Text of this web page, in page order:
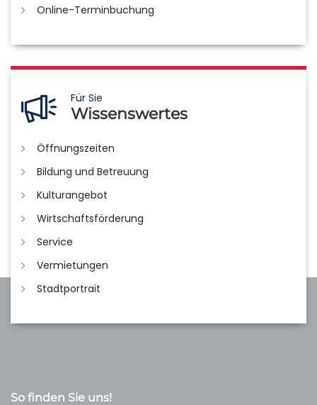
Online-Terminbuchung
Für Sie
Wissenswertes
Öffnungszeiten
Bildung und Betreuung
Kulturangebot
Wirtschaftsförderung
Service
Vermietungen
Stadtportrait
So finden Sie uns!